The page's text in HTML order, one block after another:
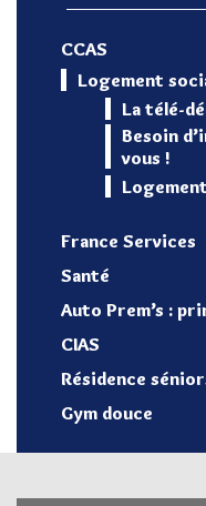
CCAS
Logement
La télé-
Besoin
vous !
France Services
Santé
Auto Prem’s :
CIAS
Résidence
Gym douce